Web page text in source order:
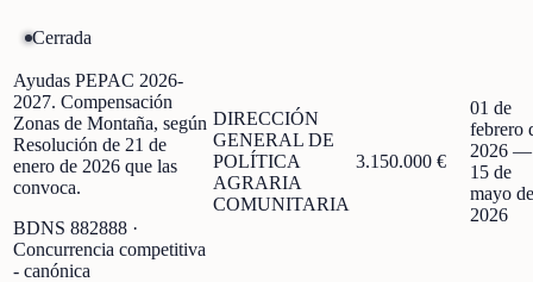
Cerrada
Ayudas PEPAC 2026-
2027. Compensación
Zonas de Montaña, según
Resolución de 21 de
enero de 2026 que las
convoca.
BDNS 882888 ·
Concurrencia competitiva
- canónica
DIRECCIÓN
GENERAL DE
POLÍTICA
AGRARIA
COMUNITARIA
3.150.000 €
01 de
febrero
2026 —
15 de
mayo de
2026